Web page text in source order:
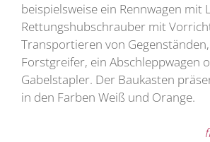
beispielsweise ein Rennwagen mit
Rettungshubschrauber mit
Transportieren von
Forstgreifer, ein Abschleppwagen
Gabelstapler. Der Baukasten
in den Farben Weiß und Orange.